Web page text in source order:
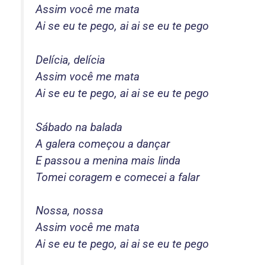
Assim você me mata
Ai se eu te pego, ai ai se eu te pego
Delícia, delícia
Assim você me mata
Ai se eu te pego, ai ai se eu te pego
Sábado na balada
A galera começou a dançar
E passou a menina mais linda
Tomei coragem e comecei a falar
Nossa, nossa
Assim você me mata
Ai se eu te pego, ai ai se eu te pego